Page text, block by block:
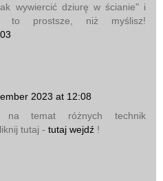
wywiercić dziurę w ścianie" i
to prostsze, niż myślisz!
2023 at 12:08
na temat różnych technik
tutaj - tutaj wejdź !